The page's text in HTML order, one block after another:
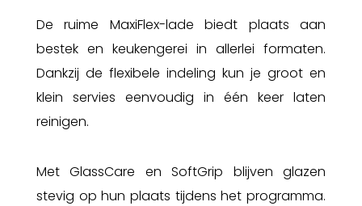
De ruime MaxiFlex-lade biedt plaats aan
bestek en keukengerei in allerlei formaten.
Dankzij de flexibele indeling kun je groot en
klein servies eenvoudig in één keer laten
reinigen.
Met GlassCare en SoftGrip blijven glazen
stevig op hun plaats tijdens het programma.